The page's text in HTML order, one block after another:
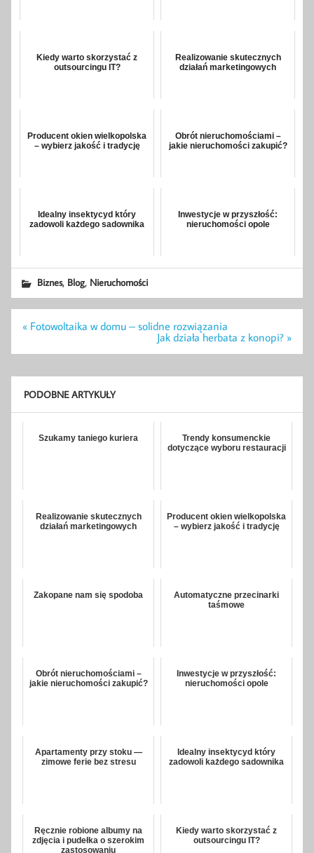
Kiedy warto skorzystać z
outsourcingu IT?
Realizowanie skutecznych
działań marketingowych
Producent okien wielkopolska
– wybierz jakość i tradycję
Obrót nieruchomościami –
jakie nieruchomości zakupić?
Idealny insektycyd który
zadowoli każdego sadownika
Inwestycje w przyszłość:
nieruchomości opole
Biznes, Blog, Nieruchomości
Nawigacja
« Fotowoltaika w domu – solidne rozwiązania
Jak działa herbata z konopi? »
PODOBNE ARTYKUŁY
Szukamy taniego kuriera
Trendy konsumenckie
dotyczące wyboru restauracji
Realizowanie skutecznych
działań marketingowych
Producent okien wielkopolska
– wybierz jakość i tradycję
Zakopane nam się spodoba
Automatyczne przecinarki
taśmowe
Obrót nieruchomościami –
jakie nieruchomości zakupić?
Inwestycje w przyszłość:
nieruchomości opole
Apartamenty przy stoku —
zimowe ferie bez stresu
Idealny insektycyd który
zadowoli każdego sadownika
Ręcznie robione albumy na
zdjęcia i pudełka o szerokim
zastosowaniu
Kiedy warto skorzystać z
outsourcingu IT?